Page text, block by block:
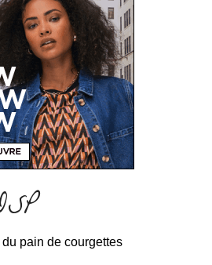
du pain de courgettes